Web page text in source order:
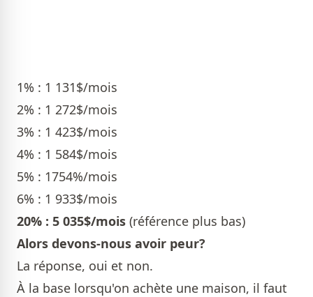
1% : 1 131$/mois
2% : 1 272$/mois
3% : 1 423$/mois
4% : 1 584$/mois
5% : 1754%/mois
6% : 1 933$/mois
20% : 5 035$/mois (référence plus bas)
Alors devons-nous avoir peur?
La réponse, oui et non.
À la base lorsqu'on achète une maison, il faut